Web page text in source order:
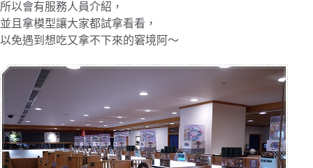
所以會有服務人員介紹，
並且拿模型讓大家都試拿看看，
以免遇到想吃又拿不下來的窘境阿～